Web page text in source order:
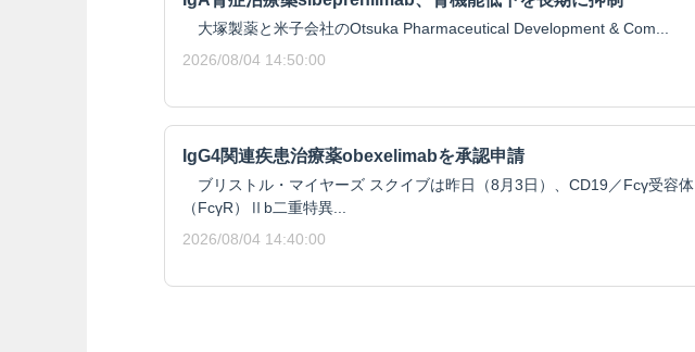
大塚製薬と米子会社のOtsuka Pharmaceutical Development & Com...
2026/08/04 14:50:00
IgG4関連疾患治療薬obexelimabを承認申請
ブリストル・マイヤーズ スクイブは昨日（8月3日）、CD19／Fcγ受容体
（FcγR）Ⅱb二重特異...
2026/08/04 14:40:00